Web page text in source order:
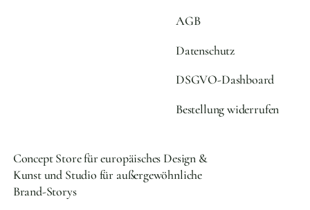
AGB
Datenschutz
DSGVO-Dashboard
Bestellung widerrufen
Concept Store für europäisches Design &
Kunst und Studio für außergewöhnliche
Brand-Storys